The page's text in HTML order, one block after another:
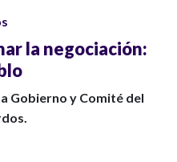
la negociación:
Gobierno y Comité del